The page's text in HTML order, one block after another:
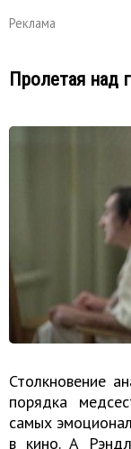
Реклама
Пролетая над
Столкновение
порядка
самых
в кино. А